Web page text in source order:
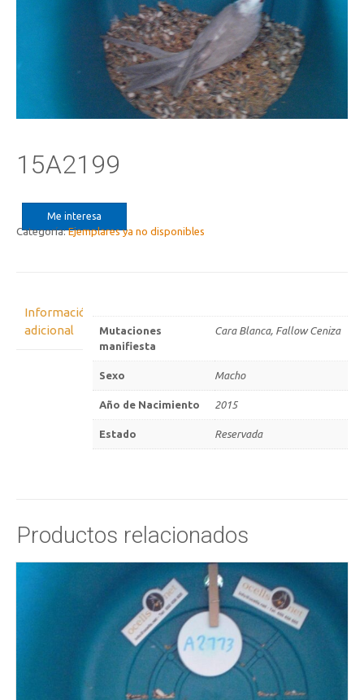
15A2199
Me interesa
Categoría:Ejemplares ya no disponibles
Información
adicional
Mutaciones
manifiesta
Cara Blanca, Fallow Ceniza
Sexo Macho
Año de Nacimiento 2015
Estado Reservada
Productos relacionados